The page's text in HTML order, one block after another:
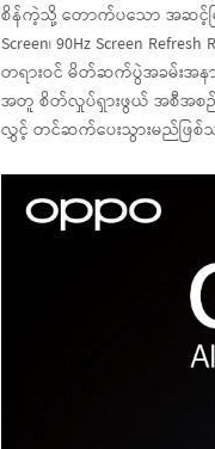
စိန်ကဲ့သို့ တောက်ပသော အဆင့်မြင့်
Screen၊ 90Hz Screen
တရားဝင် မိတ်ဆက်ပွဲအခမ်းအနာ
အတူ စိတ်လှုပ်ရှားဖွယ် အစီအစဉ်မျာ
လွှင့် တင်ဆက်ပေးသွားမည်ဖြစ်